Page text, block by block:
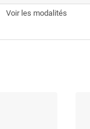
Voir les modalités